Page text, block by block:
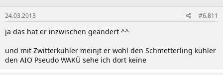
r
m
24.03.2013 #6.811
ja das hat er inzwischen geändert ^^
und mit Zwitterkühler meinjt er wohl den Schmetterling kühler
den AIO Pseudo WAKÜ sehe ich dort keine